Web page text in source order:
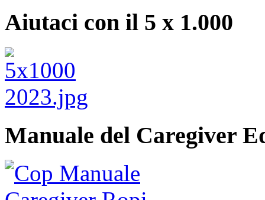
Aiutaci con il 5 x 1.000
Manuale del Caregiver